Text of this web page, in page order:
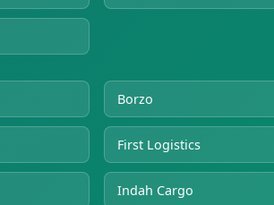
Borzo
First Logistics
Indah Cargo